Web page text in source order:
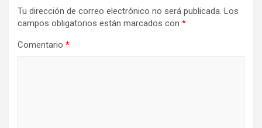
Tu dirección de correo electrónico no será publicada. Los
campos obligatorios están marcados con *
Comentario *